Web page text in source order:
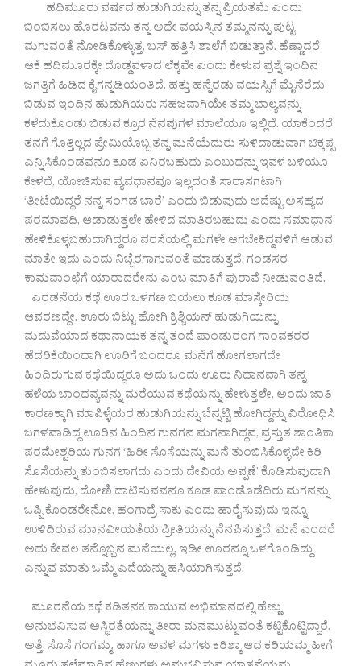
ಹದಿಮೂರು ವರ್ಷದ ಹುಡುಗಿಯನ್ನು ತನ್ನ ಪ್ರಿಯತಮೆ ಎಂದು
ಬಿಂಬಿಸಲು ಹೊರಟವನು ತನ್ನ ಅದೇ ವಯಸ್ಸಿನ ತಮ್ಮನನ್ನು ಪುಟ್ಟ
ಮಗುವಂತೆ ನೋಡಿಕೊಳ್ಳುತ್ತ, ಬಸ್ ಹತ್ತಿಸಿ ಶಾಲೆಗೆ ಬಿಡುತ್ತಾನೆ. ಹೆಣ್ಣಾದರೆ
ಆಕೆ ಹದಿಮೂರಕ್ಕೇ ದೊಡ್ಡವಳಾದ ಲೆಕ್ಕವೇ ಎಂದು ಕೇಳುವ ಪ್ರಶ್ನೆ ಇಂದಿನ
ಜಗತ್ತಿಗೆ ಹಿಡಿದ ಕೈಗನ್ನಡಿಯಂತಿದೆ. ಹತ್ತು ಹನ್ನೆರಡು ವಯಸ್ಸಿಗೆ ಮೈನೆರೆದು
ಬಿಡುವ ಇಂದಿನ ಹುಡುಗಿಯರು ಸಹಜವಾಗಿಯೇ ತಮ್ಮ ಬಾಲ್ಯವನ್ನು
ಕಳೆದುಕೊಂಡು ಬಿಡುವ ಕ್ರೂರ ನೆನಪುಗಳ ಮಾಲೆಯೂ ಇಲ್ಲಿದೆ. ಯಾಕೆಂದರೆ
ತನಗೆ ಗೊತ್ತಿಲ್ಲದ ಪ್ರೇಮಿಯೊಬ್ಬ ತನ್ನ ಮನೆಯೆದುರು ಸುಳಿದಾಡುವಾಗ ಚಿಕ್ಕಪ್ಪ
ಎನ್ನಿಸಿಕೊಂಡವನೂ ಕೂಡ ಏನಿರಬಹುದು ಎಂಬುದನ್ನು ಇವಳ ಬಳಿಯೂ
ಕೇಳದೆ, ಯೋಚಿಸುವ ವ್ಯವಧಾನವೂ ಇಲ್ಲದಂತೆ ಸಾರಾಸಗಟಾಗಿ
‘ತೀಟೆಯಿದ್ದರೆ ನನ್ನ ಸಂಗಡ ಬಾರೆ’ ಎಂದು ಬಿಡುವುದು ಅದೆಷ್ಟು ಅಸಹ್ಯದ
ಪರಮಾವಧಿ, ಆಡಾಡುತ್ತಲೇ ಹೇಳಿದ ಮಾತಿರಬಹುದು ಎಂದು ಸಮಾಧಾನ
ಹೇಳಿಕೊಳ್ಳಬಹುದಾಗಿದ್ದರೂ ವರಸೆಯಲ್ಲಿ ಮಗಳೇ ಆಗಬೇಕಿದ್ದವಳಿಗೆ ಆಡುವ
ಮಾತೇ ಇದು ಎಂದು ನಿಬ್ಬೆರಗಾಗುವಂತೆ ಮಾಡುತ್ತದೆ. ಗಂಡಸರ
ಕಾಮವಾಂಛೆಗೆ ಯಾರಾದರೇನು ಎಂಬ ಮಾತಿಗೆ ಪುರಾವೆ ನೀಡುವಂತಿದೆ.
ಎರಡನೆಯ ಕಥೆ ಊರ ಒಳಗಣ ಬಯಲು ಕೂಡ ಮಾಸ್ಕೇರಿಯ
ಆವರಣದ್ದೇ. ಊರು ಬಿಟ್ಟು ಹೋಗಿ ಕ್ರಿಶ್ಚಿಯನ್ ಹುಡುಗಿಯನ್ನು
ಮದುವೆಯಾದ ಕಥಾನಾಯಕ ತನ್ನ ತಂದೆ ಪಾಂಡುರಂಗ ಗಾಂವಕರರ
ಹೆದರಿಕೆಯಿಂದಾಗಿ ಊರಿಗೆ ಬಂದರೂ ಮನೆಗೆ ಹೋಗಲಾಗದೇ
ಹಿಂದಿರುಗುವ ಕಥೆಯಿದ್ದರೂ ಅದು ಒಂದು ಊರು ನಿಧಾನವಾಗಿ ತನ್ನ
ಹಳೆಯ ಬಾಂಧವ್ಯವನ್ನು ಮರೆಯುವ ಕಥೆಯನ್ನು ಹೇಳುತ್ತಲೇ, ಅಂದು ಜಾತಿ
ಕಾರಣಕ್ಕಾಗಿ ಮಾಪಿಳ್ಳೆಯರ ಹುಡುಗಿಯನ್ನು ಬೆನ್ನಟ್ಟಿ ಹೋಗಿದ್ದನ್ನು ವಿರೋಧಿಸಿ
ಜಗಳವಾಡಿದ್ದ ಊರಿನ ಹಿಂದಿನ ಗುನಗನ ಮಗನಾಗಿದ್ದವ, ಪ್ರಸ್ತುತ ಶಾಂತಿಕಾ
ಪರಮೇಶ್ವರಿಯ ಗುನಗ ‘ಹಿರೀ ಸೊಸೆಯನ್ನು ಮನೆ ತುಂಬಿಸಿಕೊಳ್ಳದೇ ಕಿರಿ
ಸೊಸೆಯನ್ನು ತುಂಬಿಸಲಾಗದು ಎಂದು ದೇವಿಯ ಅಪ್ಪಣೆ’ ಕೊಡಿಸುವುದಾಗಿ
ಹೇಳುವುದು, ದೋಣಿ ದಾಟಿಸುವವನೂ ಕೂಡ ಪಾಂಡೊಡೆದಿರು ಮಗನನ್ನು
ಒಪ್ಪಿ ಕೊಂಡರೇನೋ, ಹಂಗಾದ್ರೆ ಸಾಕು ಎಂದು ಹಾರೈಸುವುದು ಇನ್ನೂ
ಉಳಿದಿರುವ ಮಾನವೀಯತೆಯ ಪ್ರೀತಿಯನ್ನು ನೆನಪಿಸುತ್ತದೆ. ಮನೆ ಎಂದರೆ
ಅದು ಕೇವಲ ತನ್ನೊಬ್ಬನ ಮನೆಯಲ್ಲ, ಇಡೀ ಊರನ್ನೂ ಒಳಗೊಂಡಿದ್ದು
ಎನ್ನುವ ಮಾತು ಒಮ್ಮೆ ಎದೆಯನ್ನು ಹಸಿಯಾಗಿಸುತ್ತದೆ.
ಮೂರನೆಯ ಕಥೆ ಕಡಿತನಕ ಕಾಯುವ ಅಭಿಮಾನದಲ್ಲಿ ಹೆಣ್ಣು
ಅನುಭವಿಸುವ ಅಸ್ಥಿರತೆಯನ್ನು ತೀರಾ ಮನಮುಟ್ಟುವಂತೆ ಕಟ್ಟಿಕೊಟ್ಟಿದ್ದಾರೆ.
ಅತ್ತೆ, ಸೊಸೆ ಗಂಗಮ್ಮ, ಹಾಗೂ ಅವಳ ಮಗಳು ಕರಿಶ್ಮಾ ಆದ ಕರಿಯಮ್ಮ ಹೀಗೆ